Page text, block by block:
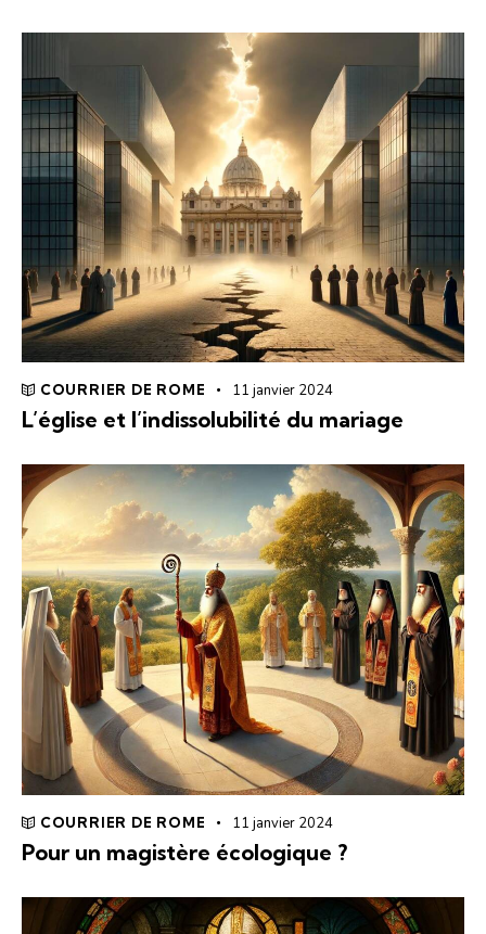
COURRIER DE ROME 11 janvier 2024
L’église et l’indissolubilité du mariage
COURRIER DE ROME 11 janvier 2024
Pour un magistère écologique ?